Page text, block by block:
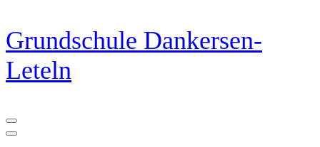
Zum
Inhalt
springen
(Eingabetaste
drücken)
Grundschule Dankersen-
Leteln